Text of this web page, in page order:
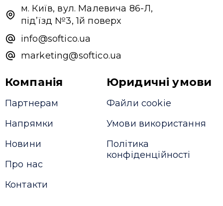
м. Київ, вул. Малевича 86-Л,
під’їзд №3, 1й поверх
info@softico.ua
marketing@softico.ua
Компанія
Партнерам
Напрямки
Новини
Про нас
Контакти
Юридичні умови
Файли cookie
Умови використання
Політика
конфіденційності